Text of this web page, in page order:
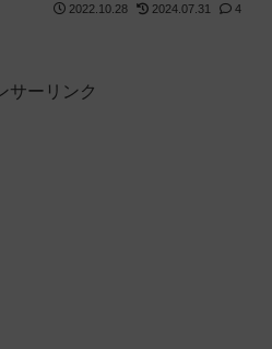
2022.10.28 2024.07.31 4
サーリンク